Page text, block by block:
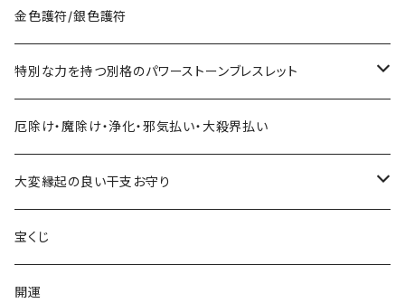
サマージャンボ宝くじに当たりたい時の組合せ
バレンタインジャンボ宝くじに当たりたい時の組合せ
お金に御利益ある組合せ
給料を増やしたい
お金持ちと出会いたい
恋愛・縁結びで御利益ある組合せ
お金持ち恋愛したい
お金持ちと結婚したい(玉の輿・逆玉の輿)
対人で御利益ある組合せ
学校でいじめられたくない
職場でいじめられたくない
出世して仕事も充実し給料を上げたい時の組み合わせ
金色護符/銀色護符
特別な力を持つ別格のパワーストーンブレスレット
ネックレス
ストラップ
厄除け・魔除け・浄化・邪気払い・大殺界払い
大変縁起の良い干支お守り
子年
丑年
宝くじ
開運